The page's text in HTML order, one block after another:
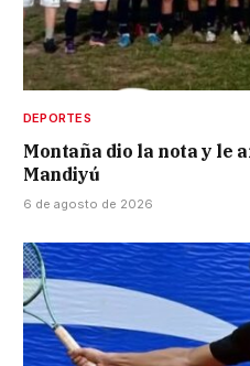
DEPORTES
Montaña dio la nota y le
Mandiyú
6 de agosto de 2026